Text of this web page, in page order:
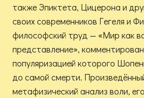
также Эпиктета, Цицерона и
своих современников Гегеля и
философский труд — «Мир как
представление»,
популяризацией которого
до самой смерти.
метафизический анализ воли,